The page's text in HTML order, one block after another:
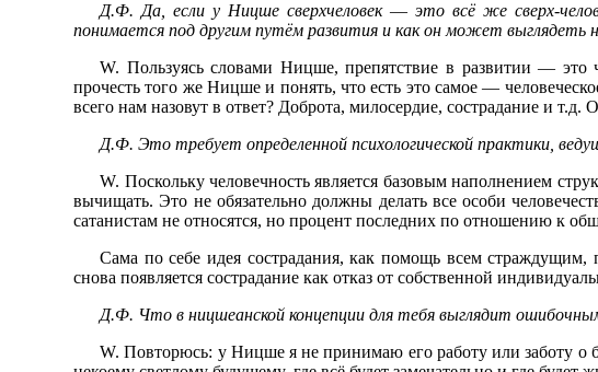
Д.Ф. Да, если у Ницше сверхчеловек— это всё же сверх-
понимается под другим путём развития и как он может выглядеть
W. Пользуясь словами Ницше, препятствие в развитии — это
прочесть того же Ницше и понять, что есть это самое —
всего нам назовут в ответ? Доброта, милосердие, сострадание и
Д.Ф. Это требует определенной психологической практики,
W. Поскольку человечность является базовым наполнением
вычищать. Это не обязательно должны делать все особи
сатанистам не относятся, но процент последних по отношению к
Сама по себе идея сострадания, как помощь всем страждущим,
снова появляется сострадание как отказ от собственной
Д.Ф. Что в ницшеанской концепции для тебя выглядит
W. Повторюсь: у Ницше я не принимаю его работу или заботу